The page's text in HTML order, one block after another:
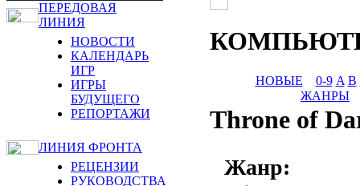
ПЕРЕДОВАЯ
ЛИНИЯ
НОВОСТИ
КАЛЕНДАРЬ
ИГР
ИГРЫ
БУДУЩЕГО
РЕПОРТАЖИ
ЛИНИЯ ФРОНТА
РЕЦЕНЗИИ
РУКОВОДСТВА
НОВЫЕ 0-9 A B
ЖАНРЫ
Throne of
Жанр: